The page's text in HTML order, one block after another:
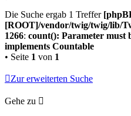
Die Suche ergab 1 Treffer
[ROOT]/vendor/twig/twig/lib/
1266: count(): Parameter must
implements Countable
• Seite 1 von 1
Zur erweiterten Suche
Gehe zu